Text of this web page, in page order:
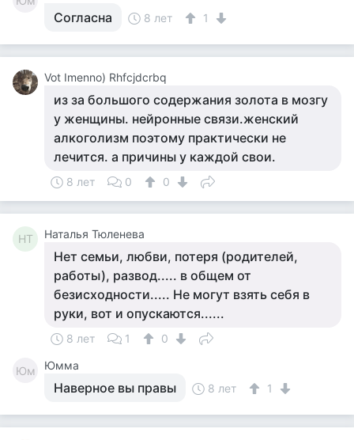
Согласна 8 лет 1
Vot Imenno) Rhfcjdcrbq
из за большого содержания золота в мозгу
у женщины. нейронные связи.женский
алкоголизм поэтому практически не
лечится. а причины у каждой свои.
8 лет 0 0
НТ Наталья Тюленева
Нет семьи, любви, потеря (родителей,
работы), развод..... в общем от
безисходности..... Не могут взять себя в
руки, вот и опускаются......
8 лет 1 0
Юм Юмма
Наверное вы правы 8 лет 1